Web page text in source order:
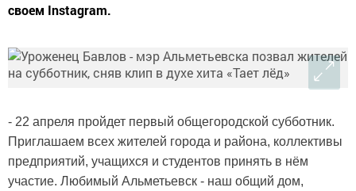
своем Instagram.
- 22 апреля пройдет первый общегородской субботник.
Приглашаем всех жителей города и района, коллективы
предприятий, учащихся и студентов принять в нём
участие. Любимый Альметьевск - наш общий дом,